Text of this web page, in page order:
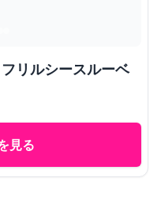
リルシースルーベ
見る